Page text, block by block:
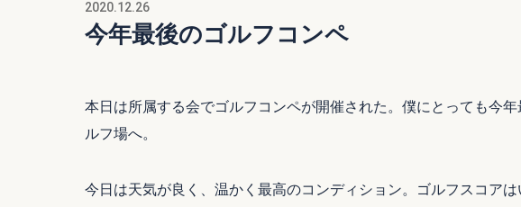
2020.12.26
今年最後のゴルフコンペ
本日は所属する会でゴルフコンペが開催された。僕にとっても今
ルフ場へ。
今日は天気が良く、温かく最高のコンディション。ゴルフスコア